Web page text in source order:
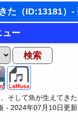
星術
星術
来診断
で無料占い
判断
ュー
そして魚が生えてきた
- 2024年07月10日更新